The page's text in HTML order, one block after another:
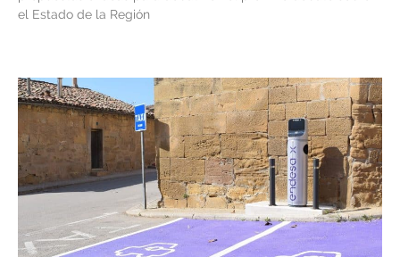
el Estado de la Región